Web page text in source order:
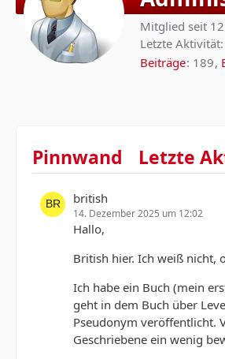
Mitglied seit
Letzte Aktivität:
Beiträge 189
Pinnwand Letzte
british
14. Dezember 2025 um 12:02
Hallo,
British hier. Ich weiß nicht,
Ich habe ein Buch (mein
geht in dem Buch über
Pseudonym veröffentlicht.
Geschriebene ein wenig